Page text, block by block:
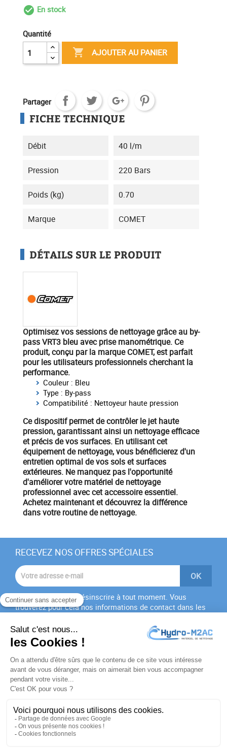
check_circle_outline
En stock
Quantité
 AJOUTER AU PANIER
Partager
FICHE TECHNIQUE
Débit 40 l/m
Pression 220 Bars
Poids (kg) 0.70
Marque COMET
DÉTAILS SUR LE PRODUIT
Optimisez vos sessions de nettoyagegrâce au by-
pass VRT3 bleu avec prise manométrique. Ce
produit, conçu par la marqueCOMET, est parfait
pour les utilisateurs professionnels cherchant la
performance.
Couleur : Bleu
Type : By-pass
Compatibilité : Nettoyeur haute pression
Ce dispositif permet de contrôler le jet haute
pression, garantissant ainsi un nettoyage efficace
et précis de vos surfaces. En utilisant cet
équipement de nettoyage, vous bénéficierez d'un
entretien optimal de vos sols et surfaces
extérieures. Ne manquez pas l'opportunité
d'améliorer votre matériel de nettoyage
professionnel avec cet accessoire essentiel.
Achetez maintenantet découvrez la différence
dans votre routine de nettoyage.
RECEVEZ NOS OFFRES SPÉCIALES
Vous pouvez vous désinscrire à tout moment. Vous
trouverez pour cela nos informations de contact dans les
J'accepte lesconditions générales
politique de
confidentialité
PRODUITS
NOTRE SOCIÉTÉ
VOTRE COMPTE